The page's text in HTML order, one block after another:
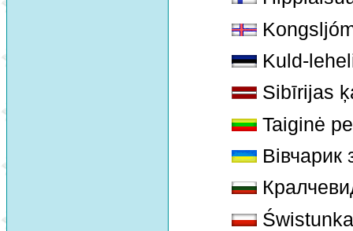
Kuld-
Sibīrijas
Taiginė